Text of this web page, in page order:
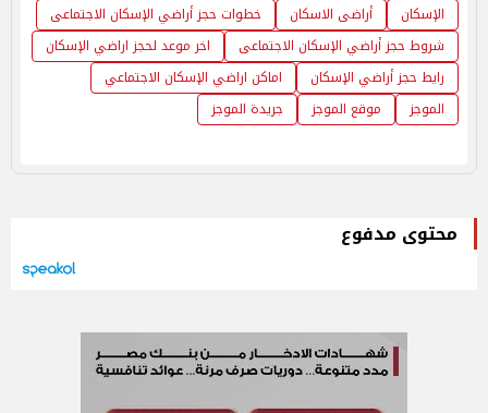
الإسكان أراضى الاسكان
خطوات حجز أراضي الإسكان الاجتماعى
شروط حجز أراضي الإسكان الاجتماعى
اخر موعد لحجز اراضي الإسكان
رايط حجز أراضي الإسكان
اماكن اراضي الإسكان الاجتماعي
الموجز
موقع الموجز جريدة الموجز
محتوى مدفوع